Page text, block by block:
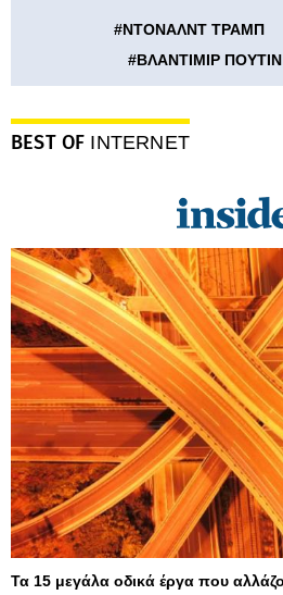
#ΝΤΟΝΑΛΝΤ ΤΡΑΜΠ
#ΒΛΑΝΤΙΜΙΡ ΠΟΥΤΙΝ
BEST OF INTERNET
Τα 15 μεγάλα οδικά έργα που